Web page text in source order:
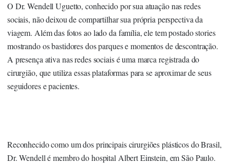
O Dr. Wendell Uguetto, conhecido por sua atuação nas redes
sociais, não deixou de compartilhar sua própria perspectiva da
viagem. Além das fotos ao lado da família, ele tem postado stories
mostrando os bastidores dos parques e momentos de descontração.
A presença ativa nas redes sociais é uma marca registrada do
cirurgião, que utiliza essas plataformas para se aproximar de seus
seguidores e pacientes.
Reconhecido como um dos principais cirurgiões plásticos do Brasil,
Dr. Wendell é membro do hospital Albert Einstein, em São Paulo.